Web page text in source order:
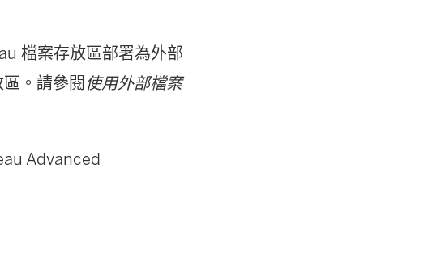
檔案存放區部署為外部
。請參閱 使用外部檔案
Advanced